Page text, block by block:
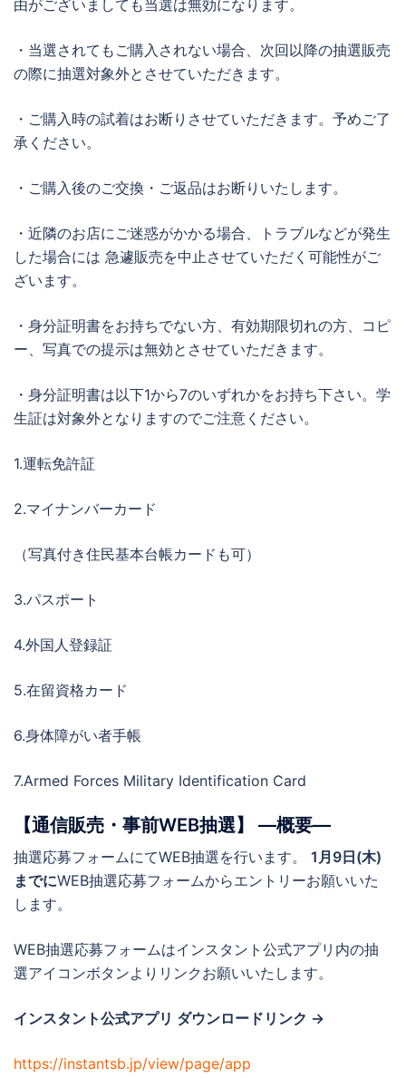
由がございましても当選は無効になります。
・当選されてもご購入されない場合、次回以降の抽選販売
の際に抽選対象外とさせていただきます。
・ご購入時の試着はお断りさせていただきます。予めご了
承ください。
・ご購入後のご交換・ご返品はお断りいたします。
・近隣のお店にご迷惑がかかる場合、トラブルなどが発生
した場合には 急遽販売を中止させていただく可能性がご
ざいます。
・身分証明書をお持ちでない方、有効期限切れの方、コピ
ー、写真での提示は無効とさせていただきます。
・身分証明書は以下1から7のいずれかをお持ち下さい。学
生証は対象外となりますのでご注意ください。
1.運転免許証
2.マイナンバーカード
（写真付き住民基本台帳カードも可）
3.パスポート
4.外国人登録証
5.在留資格カード
6.身体障がい者手帳
7.Armed Forces Military Identification Card
【通信販売・事前WEB抽選】 ―概要―
抽選応募フォームにてWEB抽選を行います。 1月9日(木)
までにWEB抽選応募フォームからエントリーお願いいた
します。
WEB抽選応募フォームはインスタント公式アプリ内の抽
選アイコンボタンよりリンクお願いいたします。
インスタント公式アプリ ダウンロードリンク →
https://instantsb.jp/view/page/app